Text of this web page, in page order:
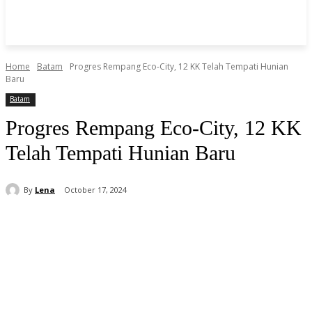
Home Batam
Progres Rempang Eco-City, 12 KK Telah Tempati Hunian
Baru
Batam
Progres Rempang Eco-City, 12 KK
Telah Tempati Hunian Baru
By Lena October 17, 2024